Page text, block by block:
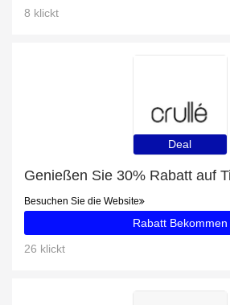
8 klickt
Deal
Besuchen Sie die Website
Rabatt Bekommen
26 klickt